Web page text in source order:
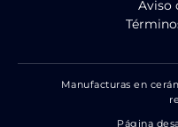
Aviso
Manufacturas en
Página